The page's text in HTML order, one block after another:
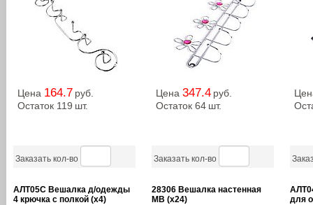
Цена 164.7 руб.
Остаток 119 шт.
Заказать кол-во
Цена 347.4 руб.
Остаток 64 шт.
Заказать кол-во
АЛТ05С Вешалка д/одежды
4 крючка с полкой (х4)
28306 Вешалка настенная
MB (х24)
для